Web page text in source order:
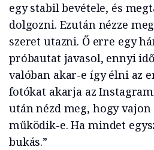
egy stabil bevétele, és
dolgozni. Ezután nézze
szeret utazni. Ő erre egy
próbautat javasol, ennyi
valóban akar-e így élni az
fotókat akarja az
után nézd meg, hogy
működik-e. Ha mindet
bukás.”